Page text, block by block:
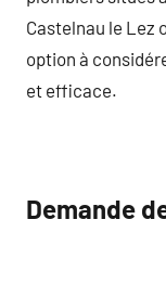
Castelnau le Lez
option à
et efficace.
Demande